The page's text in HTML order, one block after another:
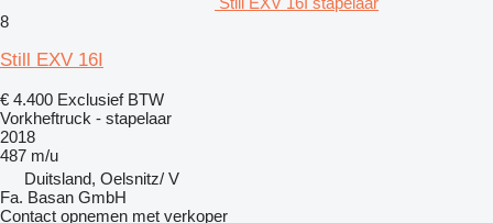
8
Still EXV 16I
€ 4.400 Exclusief BTW
Vorkheftruck - stapelaar
2018
487 m/u
Duitsland, Oelsnitz/ V
Fa. Basan GmbH
Contact opnemen met verkoper